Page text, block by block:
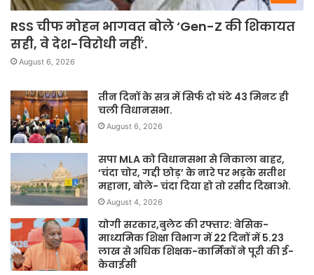
RSS चीफ मोहन भागवत बोले ‘Gen-Z की शिकायत
सही, वे देश-विरोधी नहीं’.
August 6, 2026
तीन दिनों के सत्र में सिर्फ दो घंटे 43 मिनट ही
चली विधानसभा.
August 6, 2026
सपा MLA को विधानसभा से निकाला बाहर,
‘चंदा चोर, गद्दी छोड़’ के नारे पर भड़के सतीश
महाना, बोले- चंदा दिया हो तो रसीद दिखाओ.
August 4, 2026
योगी सरकार,बुलेट की रफ्तार: बेसिक-
माध्यमिक शिक्षा विभाग में 22 दिनों में 5.23
लाख से अधिक शिक्षक-कार्मिकों ने पूरी की ई-
केवाईसी